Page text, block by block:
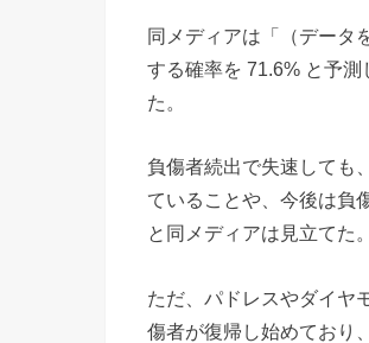
同メディアは「（データ
する確率を 71.6% と予
た。
負傷者続出で失速しても
ていることや、今後は負
と同メディアは見立てた。
ただ、パドレスやダイヤ
傷者が復帰し始めており